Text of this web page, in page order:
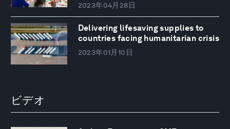
2023年04月28日
Delivering lifesaving supplies to
countries facing humanitarian crisis
2023年01月10日
ビデオ